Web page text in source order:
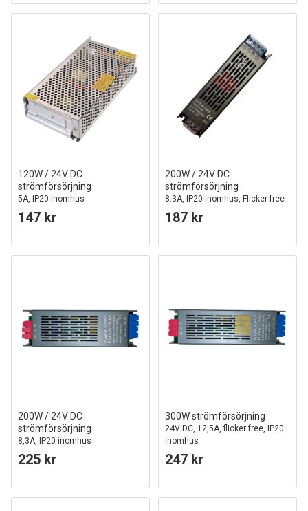
120W / 24V DC
strömförsörjning
5A, IP20 inomhus
147 kr
200W / 24V DC
strömförsörjning
8.3A, IP20 inomhus, Flicker free
187 kr
200W / 24V DC
strömförsörjning
8,3A, IP20 inomhus
225 kr
300W strömförsörjning
24V DC, 12,5A, flicker free, IP20
inomhus
247 kr